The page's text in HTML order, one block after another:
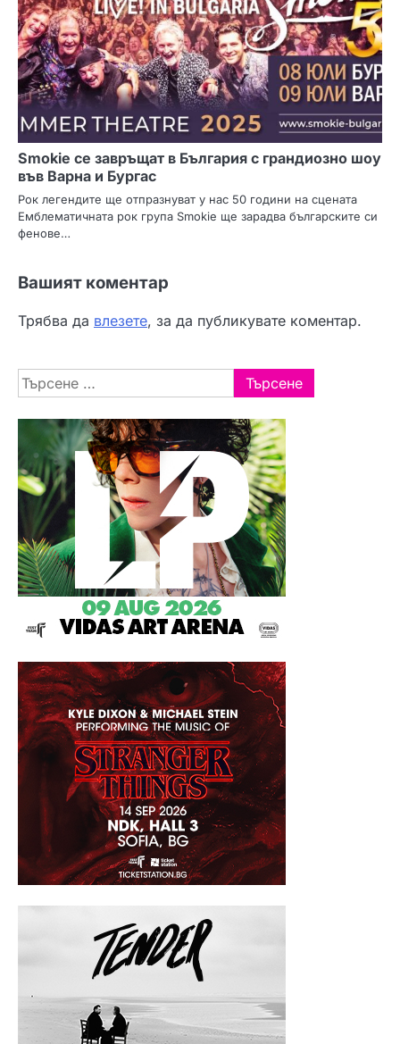
Smokie се завръщат в България с грандиозно шоу
във Варна и Бургас
Рок легендите ще отпразнуват у нас 50 години на сцената
Емблематичната рок група Smokie ще зарадва българските си
фенове…
Вашият коментар
Трябва да влезете, за да публикувате коментар.
Търсене
за: